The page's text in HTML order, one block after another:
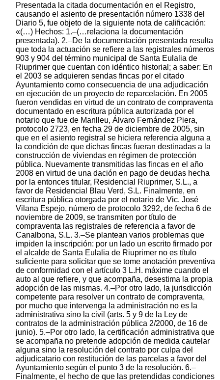
Presentada la citada documentación en el Registro,
causando el asiento de presentación número 1338 del
Diario 5, fue objeto de la siguiente nota de calificación:
«(…) Hechos: 1.–(…relaciona la documentación
presentada). 2.–De la documentación presentada resulta
que toda la actuación se refiere a las registrales números
903 y 904 del término municipal de Santa Eulalia de
Riuprimer que cuentan con idéntico historial; a saber: En
el 2003 se adquieren sendas fincas por el citado
Ayuntamiento como consecuencia de una adjudicación
en ejecución de un proyecto de reparcelación. En 2005
fueron vendidas en virtud de un contrato de compraventa
documentado en escritura pública autorizada por el
notario que fue de Manlleu, Álvaro Fernández Piera,
protocolo 2723, en fecha 29 de diciembre de 2005, sin
que en el asiento registral se hiciera referencia alguna a
la condición de que dichas fincas fueran destinadas a la
construcción de viviendas en régimen de protección
pública. Nuevamente transmitidas las fincas en el año
2008 en virtud de una dación en pago de deudas hecha
por la entonces titular, Residencial Riuprimer, S.L., a
favor de Residencial Blau Verd, S.L. Finalmente, en
escritura pública otorgada por el notario de Vic, José
Vilana Espejo, número de protocolo 3292, de fecha 6 de
noviembre de 2009, se transmiten por título de
compraventa las registrales de referencia a favor de
Canalbona, S.L. 3.–Se plantean varios problemas que
impiden la inscripción: por un lado un escrito firmado por
el alcalde de Santa Eulalia de Riuprimer no es título
suficiente para solicitar que se tome anotación preventiva
de conformidad con el artículo 3 L.H. máxime cuando el
auto al que refiere, y que acompaña, desestima la propia
adopción de las mismas. 4.–Por otro lado, la jurisdicción
competente para resolver un contrato de compraventa,
por mucho que intervenga la administración no es la
administrativa sino la civil (arts. 5 y 9 de la Ley de
contratos de la administración pública 2/2000, de 16 de
junio). 5.–Por otro lado, la certificación administrativa que
se acompaña no pretende adopción de medida cautelar
alguna sino la resolución del contrato por culpa del
adjudicatario con restitución de las parcelas a favor del
Ayuntamiento según el punto 3 de la resolución. 6.–
Finalmente, el hecho de que las pretendidas condiciones